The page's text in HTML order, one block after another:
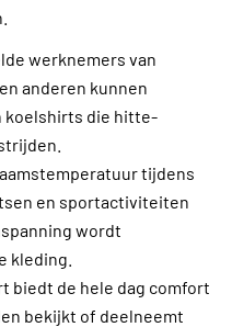
werknemers van
anderen kunnen
koelshirts die hitte-
tijdens
en sportactiviteiten
wordt
kleding.
biedt de hele dag comfort
bekijkt of deelneemt